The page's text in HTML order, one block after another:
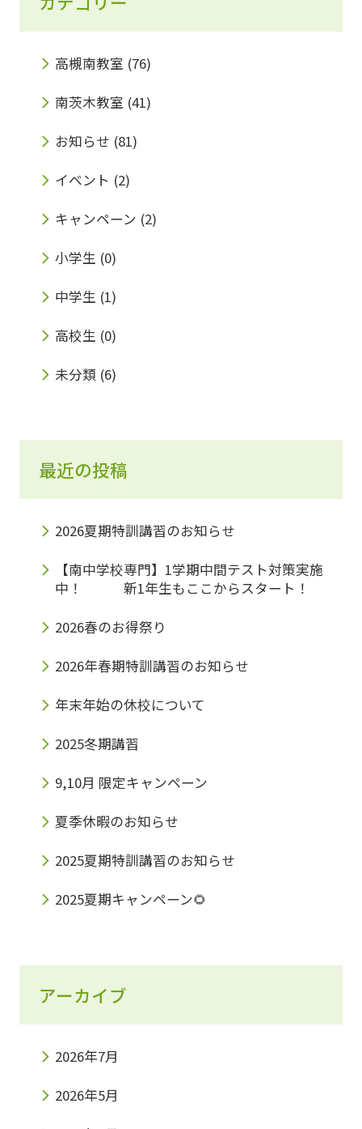
高槻南教室 (76)
南茨木教室 (41)
お知らせ (81)
イベント (2)
キャンペーン (2)
小学生 (0)
中学生 (1)
高校生 (0)
未分類 (6)
最近の投稿
2026夏期特訓講習のお知らせ
【南中学校専門】1学期中間テスト対策実施
中！ 新1年生もここからスタート！
2026春のお得祭り
2026年春期特訓講習のお知らせ
年末年始の休校について
2025冬期講習
9,10月 限定キャンペーン
夏季休暇のお知らせ
2025夏期特訓講習のお知らせ
2025夏期キャンペーン🌻
アーカイブ
2026年7月
2026年5月